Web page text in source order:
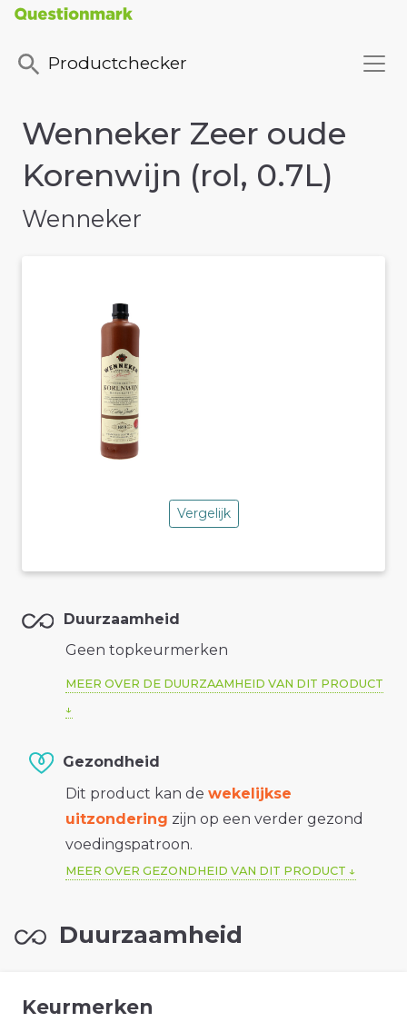
Productchecker
Wenneker Zeer oude
Korenwijn (rol, 0.7L)
Wenneker
Vergelijk
Duurzaamheid
Geen topkeurmerken
MEER OVER DE DUURZAAMHEID VAN DIT PRODUCT
Gezondheid
Dit product kan de wekelijkse
uitzondering zijn op een verder gezond
voedingspatroon.
MEER OVER GEZONDHEID VAN DIT PRODUCT
Duurzaamheid
Keurmerken